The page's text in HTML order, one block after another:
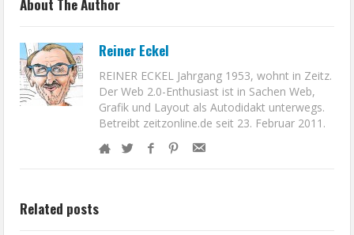
About The Author
Reiner Eckel
REINER ECKEL Jahrgang 1953, wohnt in Zeitz.
Der Web 2.0-Enthusiast ist in Sachen Web,
Grafik und Layout als Autodidakt unterwegs.
Betreibt zeitzonline.de seit 23. Februar 2011.
Related posts